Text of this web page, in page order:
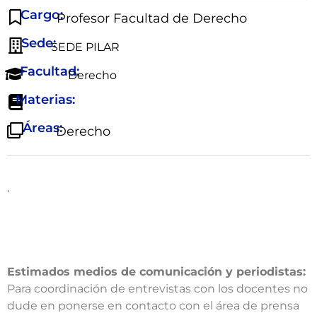
Cargo:Profesor Facultad de Derecho
Sede:SEDE PILAR
Facultad:Derecho
Materias:
Áreas:Derecho
.
Estimados medios de comunicación y periodistas:
Para coordinación de entrevistas con los docentes no
dude en ponerse en contacto con el área de prensa